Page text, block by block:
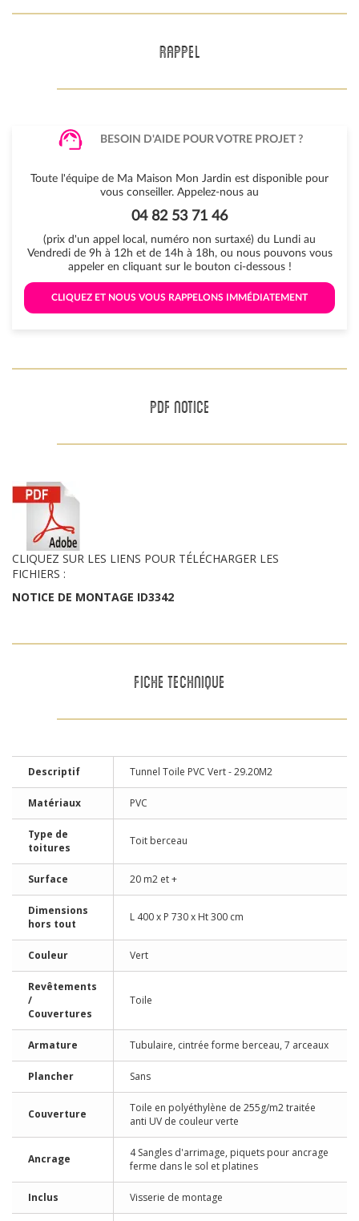
RAPPEL
BESOIN D'AIDE POUR VOTRE PROJET ?
Toute l'équipe de Ma Maison Mon Jardin est disponible pour
vous conseiller. Appelez-nous au
04 82 53 71 46
(prix d'un appel local, numéro non surtaxé) du Lundi au
Vendredi de 9h à 12h et de 14h à 18h, ou nous pouvons vous
appeler en cliquant sur le bouton ci-dessous !
CLIQUEZ ET NOUS VOUS RAPPELONS IMMÉDIATEMENT
PDF NOTICE
CLIQUEZ SUR LES LIENS POUR TÉLÉCHARGER LES
FICHIERS :
NOTICE DE MONTAGE ID3342
FICHE TECHNIQUE
Descriptif Tunnel Toile PVC Vert - 29.20M2
Matériaux PVC
Type de
toitures
Toit berceau
Surface 20 m2 et +
Dimensions
hors tout
L 400 x P 730 x Ht 300 cm
Couleur Vert
Revêtements
/
Couvertures
Toile
Armature Tubulaire, cintrée forme berceau, 7 arceaux
Plancher Sans
Couverture
Toile en polyéthylène de 255g/m2 traitée
anti UV de couleur verte
Ancrage
4 Sangles d'arrimage, piquets pour ancrage
ferme dans le sol et platines
Inclus Visserie de montage